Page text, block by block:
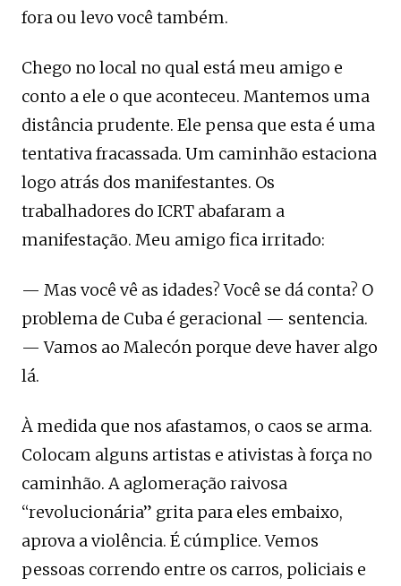
fora ou levo você também.
Chego no local no qual está meu amigo e
conto a ele o que aconteceu. Mantemos uma
distância prudente. Ele pensa que esta é uma
tentativa fracassada. Um caminhão estaciona
logo atrás dos manifestantes. Os
trabalhadores do ICRT abafaram a
manifestação. Meu amigo fica irritado:
— Mas você vê as idades? Você se dá conta? O
problema de Cuba é geracional — sentencia.
— Vamos ao Malecón porque deve haver algo
lá.
À medida que nos afastamos, o caos se arma.
Colocam alguns artistas e ativistas à força no
caminhão. A aglomeração raivosa
“revolucionária” grita para eles embaixo,
aprova a violência. É cúmplice. Vemos
pessoas correndo entre os carros, policiais e